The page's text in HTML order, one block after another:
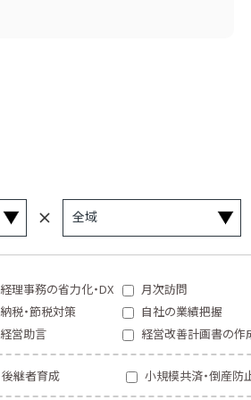
経理事務の省力化・DX
月次訪問
納税・節税対策
自社の業績把握
経営助言 経営改善計画書の作
後継者育成 小規模共済・倒産防